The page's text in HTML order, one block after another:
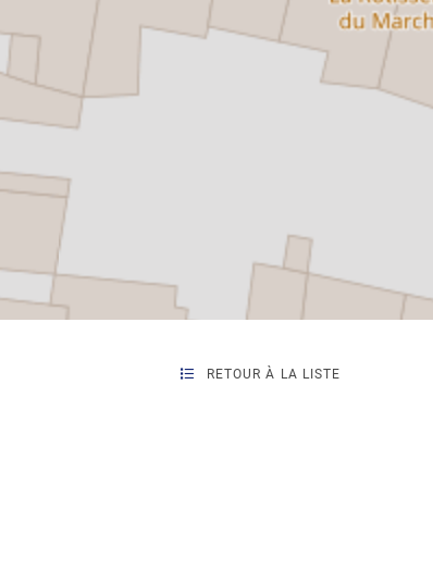
RETOUR À LA LISTE